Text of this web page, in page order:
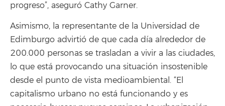
progreso”, aseguró Cathy Garner.
Asimismo, la representante de la Universidad de
Edimburgo advirtió de que cada día alrededor de
200.000 personas se trasladan a vivir a las ciudades,
lo que está provocando una situación insostenible
desde el punto de vista medioambiental. “El
capitalismo urbano no está funcionando y es